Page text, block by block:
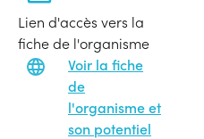
Lien d'accès vers la
fiche de l'organisme
Voir la fiche
de
l'organisme et
son potentiel